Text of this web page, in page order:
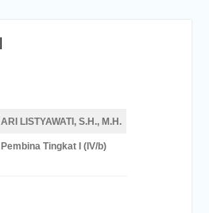
ARI LISTYAWATI, S.H., M.H.
Pembina Tingkat I (IV/b)